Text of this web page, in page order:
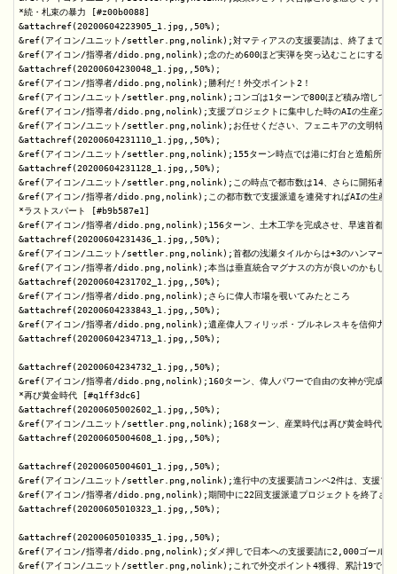
*続・札束の暴力 [#z00b0088]
&attachref(20200604223905_1.jpg,,50%);
&ref(アイコン/ユニット/settler.png,nolink);対マティアスの支援要請は、終了まで1ターン
&ref(アイコン/指導者/dido.png,nolink);念のため600ほど実弾を突っ込むことにする。
&attachref(20200604230048_1.jpg,,50%);
&ref(アイコン/指導者/dido.png,nolink);勝利だ！外交ポイント2！
&ref(アイコン/ユニット/settler.png,nolink);コンゴは1ターンで800ほど積み増してきまし
&ref(アイコン/指導者/dido.png,nolink);支援プロジェクトに集中した時のAIの生産力はち
&ref(アイコン/ユニット/settler.png,nolink);お任せください、フェニキアの文明特性はそ
&attachref(20200604231110_1.jpg,,50%);
&ref(アイコン/ユニット/settler.png,nolink);155ターン時点では港に灯台と造船所が完成
&attachref(20200604231128_1.jpg,,50%);
&ref(アイコン/ユニット/settler.png,nolink);この時点で都市数は14、さらに開拓者の生
&ref(アイコン/指導者/dido.png,nolink);この都市数で支援派遣を連発すればAIの生産力
*ラストスパート [#b9b587e1]
&ref(アイコン/指導者/dido.png,nolink);156ターン、土木工学を完成させ、早速首都で自
&attachref(20200604231436_1.jpg,,50%);
&ref(アイコン/ユニット/settler.png,nolink);首都の浅瀬タイルからは+3のハンマーが出てお
&ref(アイコン/指導者/dido.png,nolink);本当は垂直統合マグナスの方が良いのかもしれない
&attachref(20200604231702_1.jpg,,50%);
&ref(アイコン/指導者/dido.png,nolink);さらに偉人市場を覗いてみたところ
&attachref(20200604233843_1.jpg,,50%);
&ref(アイコン/指導者/dido.png,nolink);遺産偉人フィリッポ・ブルネレスキを信仰力で
&attachref(20200604234713_1.jpg,,50%);
&attachref(20200604234732_1.jpg,,50%);
&ref(アイコン/指導者/dido.png,nolink);160ターン、偉人パワーで自由の女神が完成した
*再び黄金時代 [#q1ff3dc6]
&attachref(20200605002602_1.jpg,,50%);
&ref(アイコン/ユニット/settler.png,nolink);168ターン、産業時代は再び黄金時代になり
&attachref(20200605004608_1.jpg,,50%);
&attachref(20200605004601_1.jpg,,50%);
&ref(アイコン/ユニット/settler.png,nolink);進行中の支援要請コンペ2件は、支援プロ
&ref(アイコン/指導者/dido.png,nolink);期間中に22回支援派遣プロジェクトを終了させてい
&attachref(20200605010323_1.jpg,,50%);
&attachref(20200605010335_1.jpg,,50%);
&ref(アイコン/指導者/dido.png,nolink);ダメ押しで日本への支援要請に2,000ゴールド、
&ref(アイコン/ユニット/settler.png,nolink);これで外交ポイント4獲得、累計19で、次の